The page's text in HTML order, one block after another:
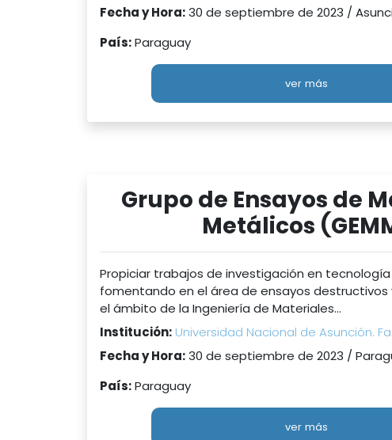
Fecha y Hora:30 de septiembre de 2023 /
País:Paraguay
ver más
Grupo de Ensayos de
Metálicos
Propiciar trabajos de investigación en
fomentando en el área de ensayos destructivos
el ámbito de la Ingeniería de Materiales...
Institución: Universidad Nacional de Asunción.
Fecha y Hora:30 de septiembre de 2023 /
País:Paraguay
ver más